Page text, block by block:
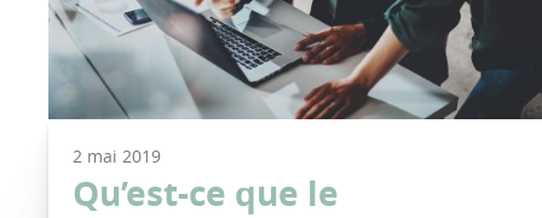
2 mai 2019
Qu’est-ce que le